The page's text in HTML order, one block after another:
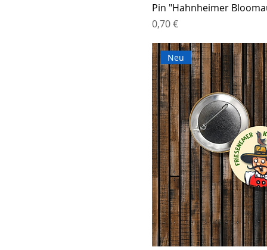
Pin "Hahnheimer
Preis
0,70 €
Neu